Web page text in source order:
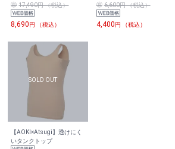
17,490円 （税込）
8,690円 （税込）
6,600円 （税込）
4,400円 （税込）
【AOKI×Atsugi】透けにく
いタンクトップ